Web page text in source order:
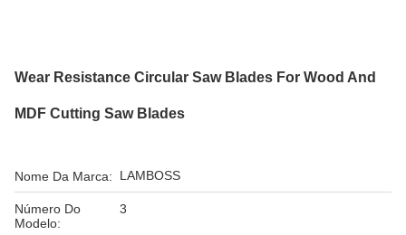
Wear Resistance Circular Saw Blades For Wood And
MDF Cutting Saw Blades
Nome Da Marca: LAMBOSS
Número Do
Modelo:
3